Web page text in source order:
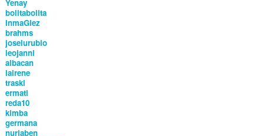
Yenay
bolitabolita
InmaGlez
brahms
joselurubio
leojanni
albacan
lairene
traski
ermati
reda10
kimba
germana
nuriaben